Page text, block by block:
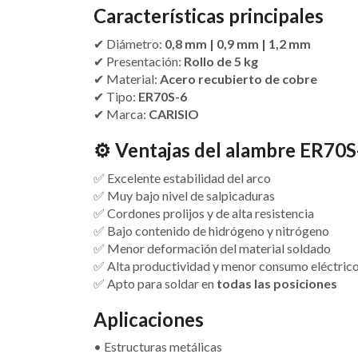
Características principales
✔ Diámetro: 0,8 mm | 0,9 mm | 1,2 mm
✔ Presentación: Rollo de 5 kg
✔ Material: Acero recubierto de cobre
✔ Tipo: ER70S-6
✔ Marca: CARISIO
⚙️ Ventajas del alambre
✅ Excelente estabilidad del arco
✅ Muy bajo nivel de salpicaduras
✅ Cordones prolijos y de alta resistencia
✅ Bajo contenido de hidrógeno y nitrógeno
✅ Menor deformación del material soldado
✅ Alta productividad y menor consumo
✅ Apto para soldar en todas las posiciones
Aplicaciones
• Estructuras metálicas